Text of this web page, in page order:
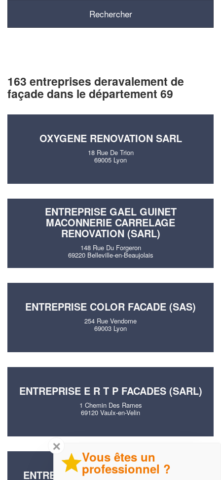
163 entreprises deravalement de
façade dans le département 69
OXYGENE RENOVATION SARL
18 Rue De Trion
69005 Lyon
ENTREPRISE GAEL GUINET
MACONNERIE CARRELAGE
RENOVATION (SARL)
148 Rue Du Forgeron
69220 Belleville-en-Beaujolais
ENTREPRISE COLOR FACADE (SAS)
254 Rue Vendome
69003 Lyon
ENTREPRISE E R T P FACADES (SARL)
1 Chemin Des Rames
69120 Vaulx-en-Velin
ENTREPRISE AG RENOVATION (SAS)
✕
Vous êtes un
professionnel ?